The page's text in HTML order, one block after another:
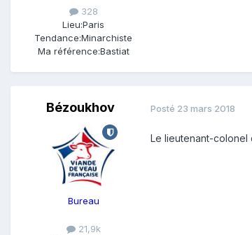
328
Lieu:Paris
Tendance:Minarchiste
Ma référence:Bastiat
Bézoukhov
Bureau
21,9k
Posté 23 mars 2018
Le lieutenant-